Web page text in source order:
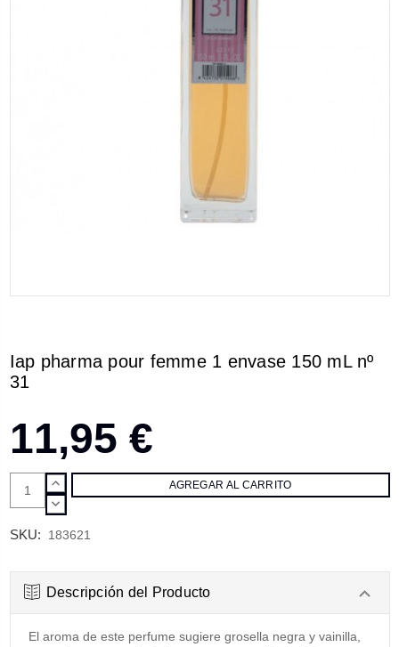
Iap pharma pour femme 1 envase 150 mL nº
31
11,95 €
AUMENTAR
CANTIDAD:
DISMINUIR
SKU: 183621
Descripción del Producto
El aroma de este perfume sugiere grosella negra y vainilla,